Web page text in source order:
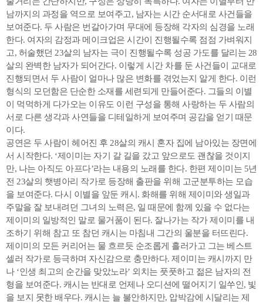
남까지의 과정을 역으로 보여주고, 남자는 시간 순서대로 사건들을
보여준다. 두 사람은 번갈아가며 무대에 등장해 각자의 심경을 노래
한다. 여자의 감정과 메이크업은 시간이 진행될수록 점점 가벼워지
고, 허술했던 23살의 남자는 극이 진행될수록 성공 가도를 달리는 28
살의 완벽한 남자가 되어간다. 이렇게 시간 차를 둔 사건들이 교대로
진행되면서 두 사람이 얼마나 많은 변화를 겪었는지 알게 한다. 이런
형식의 모던함은 단순한 소재를 세련되게 만들어준다. 그들의 이별
이 먹먹하게 다가오는 이유도 이런 구성을 통해 사랑하는 두 사람의
서로 다른 생각과 사연들을 디테일하게 보여주며 공감을 얻기 때문
이다.
공연은 두 사람이 헤어진 후 28살의 캐시 혼자 집에 남아있는 장면에
서 시작한다. ‘제이미는 자기 갈 길을 갔고 앞으로도 괜찮을 것이지
만, 나는 아직도 아프다’라는 내용의 노래를 한다. 한편 제이미는 5년
전 23살의 햇병아리 작가로 등장해 출판을 위해 고군분투하는 모습
을 보여준다. 다시 이별을 앞둔 캐시. 화해를 위해 제이미와 생일과
주말을 잘 보내려던 그녀의 노력은, 일 때문에 함께 있을 수 없다는
제이미의 일방적인 말로 물거품이 된다. 잘나가는 작가 제이미를 내
조하기 위해 참고 또 참던 캐시는 마침내 그간의 울분을 터뜨린다.
제이미의 모든 커리어는 물 흐르듯 순조롭게 흘러가고 그는 베스트
셀러 작가로 등극하며 자신감으로 충만하다. 제이미는 캐시까지 만
나 ‘인생 최고의 순간을 맞았노라’ 외치는 풋풋하고 젊은 남자의 전
형을 보여준다. 캐시는 반대로 언제나 오디션에 떨어지기 일쑤인, 빛
을 보지 못한 배우다. 캐시는 늘 불안하지만, 압박감에 시달리는 제